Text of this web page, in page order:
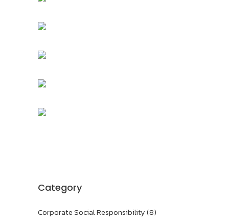
Category
Corporate Social Responsibility (8)